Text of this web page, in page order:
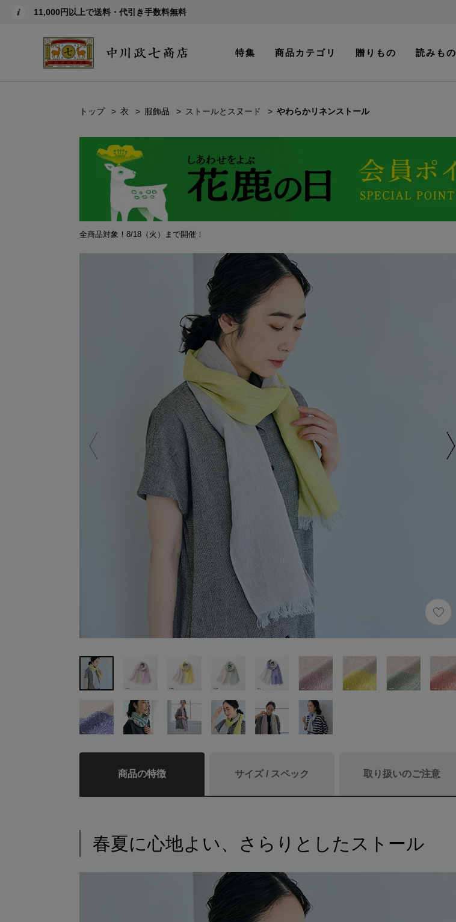
11,000円以上で送料・代引き手数料無料
特集 商品カテゴリ 贈りもの 読みもの
トップ 衣 服飾品 ストールとスヌード やわらかリネンストール
全商品対象！8/18（火）まで開催！
商品の特徴 サイズ / スペック 取り扱いのご注意
春夏に心地よい、さらりとしたストール